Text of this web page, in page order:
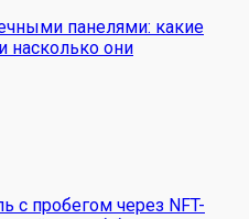
панелями: какие
насколько они
с пробегом через NFT-